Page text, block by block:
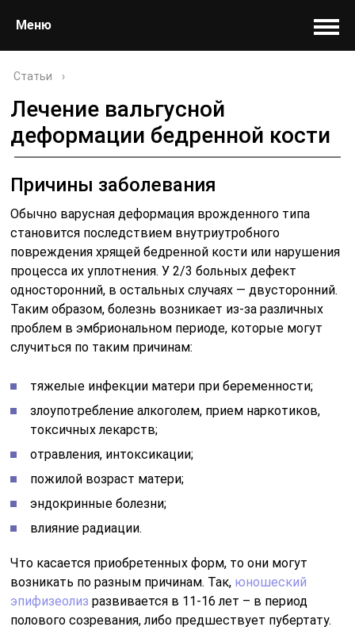
Меню
Статьи ›
Лечение вальгусной
деформации бедренной кости
Причины заболевания
Обычно варусная деформация врожденного типа
становится последствием внутриутробного
повреждения хрящей бедренной кости или нарушения
процесса их уплотнения. У 2/3 больных дефект
односторонний, в остальных случаях — двусторонний.
Таким образом, болезнь возникает из-за различных
проблем в эмбриональном периоде, которые могут
случиться по таким причинам:
тяжелые инфекции матери при беременности;
злоупотребление алкоголем, прием наркотиков,
токсичных лекарств;
отравления, интоксикации;
пожилой возраст матери;
эндокринные болезни;
влияние радиации.
Что касается приобретенных форм, то они могут
возникать по разным причинам. Так, юношеский
эпифизеолиз развивается в 11-16 лет – в период
полового созревания, либо предшествует пубертату.